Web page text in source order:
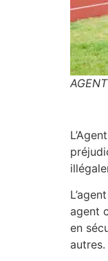
agent
en
autres.